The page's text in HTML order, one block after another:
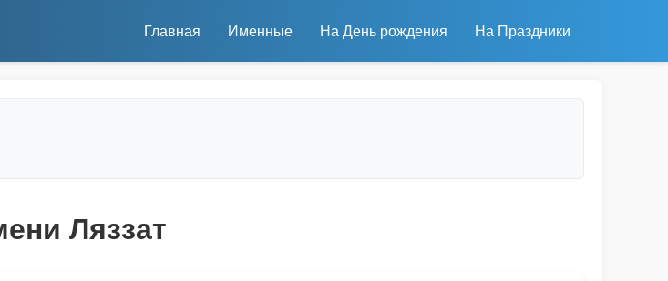
Главная Именные На День рождения На Праздники
Ляззат